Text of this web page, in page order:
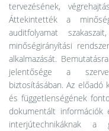
tervezésének,
Áttekintették a
auditfolyamat
minőségirányítási
alkalmazását.
jelentősége a
biztosításában. Az
és függetlenségének
dokumentált információk
interjútechnikáknak a